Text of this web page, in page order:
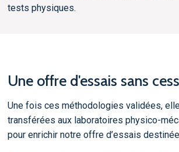
tests physiques.
Une offre d'essais sans
Une fois ces méthodologies validées,
transférées aux laboratoires physico-
pour enrichir notre offre d’essais